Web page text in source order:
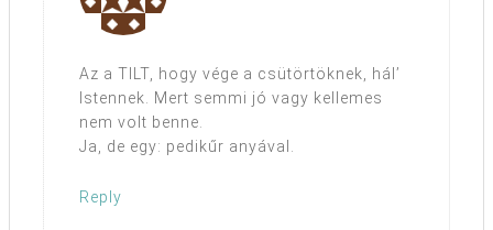
Az a TILT, hogy vége a csütörtöknek, hál’
Istennek. Mert semmi jó vagy kellemes
nem volt benne.
Ja, de egy: pedikűr anyával.
Reply